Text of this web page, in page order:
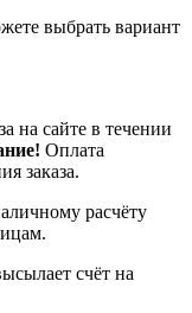
выбрать вариант
на сайте в течении
Оплата
заказа.
расчёту
счёт на